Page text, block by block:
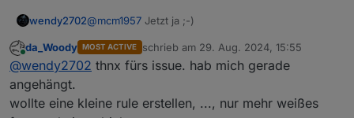
wendy2702@mcm1957 Jetzt ja ;-)
https://github.com/ioBroker/ioBroker.javascript/iss
ues/1691
Online
da_Woody MOST ACTIVE schrieb am 29. Aug. 2024, 15:55
zuletzt editiert von
@wendy2702 thnx fürs issue. hab mich gerade
angehängt.
wollte eine kleine rule erstellen, ..., nur mehr weißes